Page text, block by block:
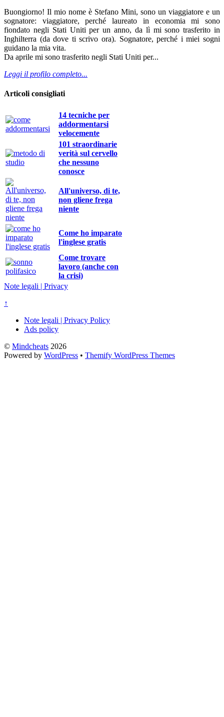
Buongiorno! Il mio nome è Stefano Mini, sono un viaggiatore e un
sognatore: viaggiatore, perché laureato in economia mi sono
fiondato negli Stati Uniti per un anno, da lì mi sono trasferito in
Inghilterra (da dove ti scrivo ora). Sognatore, perché i miei sogni
guidano la mia vita.
Da aprile mi sono trasferito negli Stati Uniti per...
Leggi il profilo completo...
Articoli consigliati
14 tecniche per
addormentarsi
velocemente
101 straordinarie
verità sul cervello
che nessuno
conosce
All'universo, di te,
non gliene frega
niente
Come ho imparato
l'inglese gratis
Come trovare
lavoro (anche con
la crisi)
Note legali | Privacy
↑
Note legali | Privacy Policy
Ads policy
© Mindcheats 2026
Powered by WordPress • Themify WordPress Themes